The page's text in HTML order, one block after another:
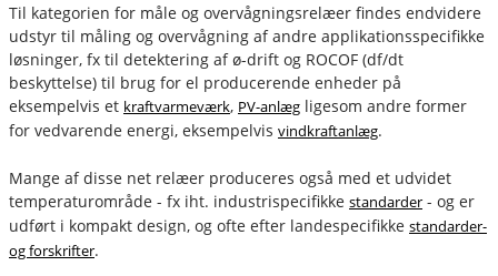
Til kategorien for måle og overvågningsrelæer findes endvidere
udstyr til måling og overvågning af andre applikationsspecifikke
løsninger, fx til detektering af ø-drift og ROCOF (df/dt
beskyttelse) til brug for el producerende enheder på
eksempelvis et kraftvarmeværk, PV-anlæg ligesom andre former
for vedvarende energi, eksempelvis vindkraftanlæg.
Mange af disse net relæer produceres også med et udvidet
temperaturområde - fx iht. industrispecifikke standarder - og er
udført i kompakt design, og ofte efter landespecifikke standarder-
og forskrifter.